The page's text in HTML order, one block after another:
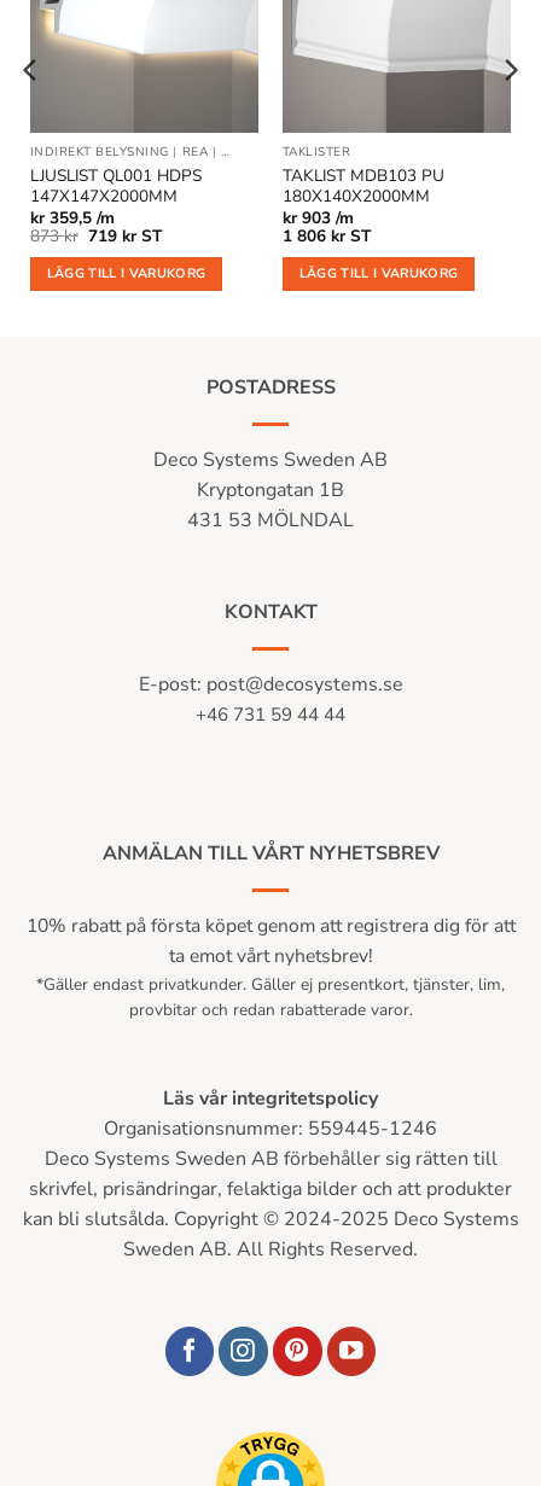
INDIREKT BELYSNING | REA | TAKLISTER
LJUSLIST QL001 HDPS
147X147X2000MM
kr359,5 /m
873kr Det
ursprungliga
priset
var:
873 kr.
719 krDet
nuvarande
priset
är:
719 kr.
ST
LÄGG TILL I VARUKORG
önskelistan
TAKLISTER
TAKLIST MDB103 PU
180X140X2000MM
kr903 /m
1 806 kr ST
LÄGG TILL I VARUKORG
POSTADRESS
Deco Systems Sweden AB
Kryptongatan 1B
431 53 MÖLNDAL
KONTAKT
E-post: post@decosystems.se
+46 731 59 44 44
ANMÄLAN TILL VÅRT NYHETSBREV
10% rabatt på första köpet genom att registrera dig för att
ta emot vårt nyhetsbrev!
*Gäller endast privatkunder. Gäller ej presentkort, tjänster, lim,
provbitar och redan rabatterade varor.
Läs vår integritetspolicy
Organisationsnummer: 559445-1246
Deco Systems Sweden AB förbehåller sig rätten till
skrivfel, prisändringar, felaktiga bilder och att produkter
kan bli slutsålda. Copyright © 2024-2025 Deco Systems
Sweden AB. All Rights Reserved.